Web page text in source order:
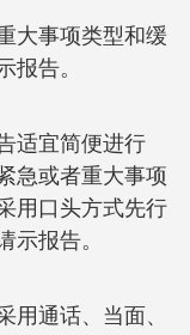
大事项类型和缓
报告。
适宜简便进行
急或者重大事项
用口头方式先行
示报告。
通话、当面、